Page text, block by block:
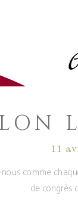
11
comme
de congrès